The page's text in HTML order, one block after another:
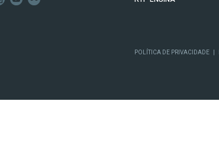
POLÍTICA DE PRIVACIDADE